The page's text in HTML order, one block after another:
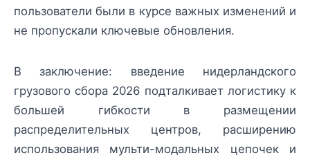
пользователи были в курсе важных изменений и
не пропускали ключевые обновления.
В заключение: введение нидерландского
грузового сбора 2026 подталкивает логистику к
большей гибкости в размещении
распределительных центров, расширению
использования мульти-модальных цепочек и